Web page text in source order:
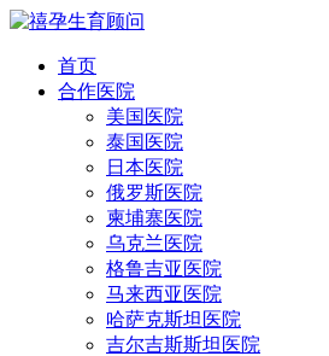
首页
合作医院
美国医院
泰国医院
日本医院
俄罗斯医院
柬埔寨医院
乌克兰医院
格鲁吉亚医院
马来西亚医院
哈萨克斯坦医院
吉尔吉斯斯坦医院